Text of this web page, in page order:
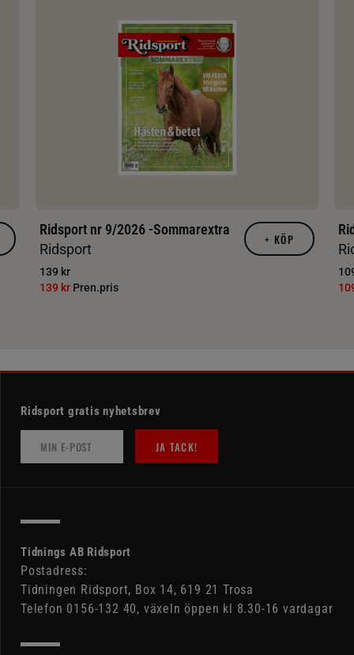
Ridsport nr 9/2026 -Sommarextra
Ridsport
139 kr
139 kr Pren.pris
+ KÖP
Ridsport gratis nyhetsbrev
JA TACK!
Tidnings AB Ridsport
Postadress:
Tidningen Ridsport, Box 14, 619 21 Trosa
Telefon 0156-132 40, växeln öppen kl 8.30-16 vardagar